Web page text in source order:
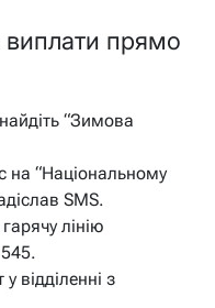
виплати прямо
“Зимова
на “Національному
SMS.
лінію
відділенні з